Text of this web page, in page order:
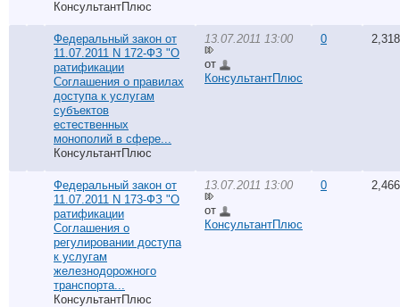
КонсультантПлюс
Федеральный закон от
11.07.2011 N 172-ФЗ "О
ратификации
Соглашения о правилах
доступа к услугам
субъектов
естественных
монополий в сфере...
КонсультантПлюс
13.07.2011 13:00
от
КонсультантПлюс
0 2,318
Федеральный закон от
11.07.2011 N 173-ФЗ "О
ратификации
Соглашения о
регулировании доступа
к услугам
железнодорожного
транспорта...
КонсультантПлюс
13.07.2011 13:00
от
КонсультантПлюс
0 2,466